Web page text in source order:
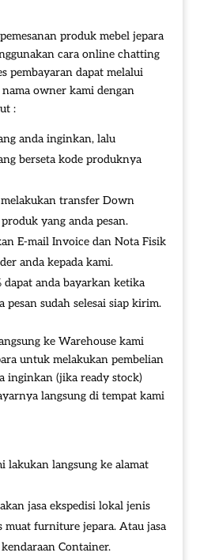
produk mebel jepara
cara online chatting
pembayaran dapat melalui
owner kami dengan
:
anda inginkan, lalu
berseta kode produknya
transfer Down
yang anda pesan.
E-mail Invoice dan Nota Fisik
anda kepada kami.
dapat anda bayarkan ketika
pesan sudah selesai siap kirim.
ke Warehouse kami
untuk melakukan pembelian
inginkan (jika ready stock)
langsung di tempat kami
lakukan langsung ke alamat
jasa ekspedisi lokal jenis
muat furniture jepara. Atau jasa
Container.